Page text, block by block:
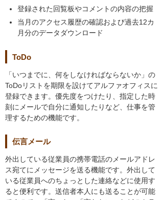
登録された回覧板やコメントの内容の把握
当月のアクセス履歴の確認および過去12カ
月分のデータダウンロード
ToDo
「いつまでに、何をしなければならないか」の
ToDoリストを期限を設けてアルファオフィスに
登録できます。優先度をつけたり、指定した時
刻にメールで自分に通知したりなど、仕事を管
理するための機能です。
伝言メール
外出している従業員の携帯電話のメールアドレ
ス宛てにメッセージを送る機能です。外出して
いる従業員へのちょっとした連絡などに使用す
ると便利です。送信者本人にも送ることが可能